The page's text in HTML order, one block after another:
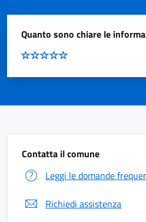
Quanto sono chiare le
Contatta il comune
Leggi le domande
Richiedi assistenza